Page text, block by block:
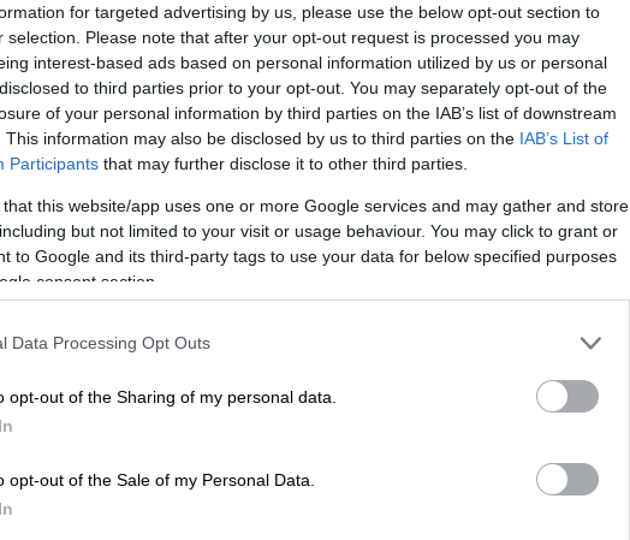
for targeted advertising by us, please use the below opt-out section to
selection. Please note that after your opt-out request is processed you may
interest-based ads based on personal information utilized by us or personal
to third parties prior to your opt-out. You may separately opt-out of the
of your personal information by third parties on the IAB’s list of downstream
This information may also be disclosed by us to third parties on the IAB’s List of
Participants that may further disclose it to other third parties.
that this website/app uses one or more Google services and may gather and store
but not limited to your visit or usage behaviour. You may click to grant or
to Google and its third-party tags to use your data for below specified purposes
consent section.
Data Processing Opt Outs
opt-out of the Sharing of my personal data.
opt-out of the Sale of my Personal Data.
το ΕΘΝΟΣ στη Google